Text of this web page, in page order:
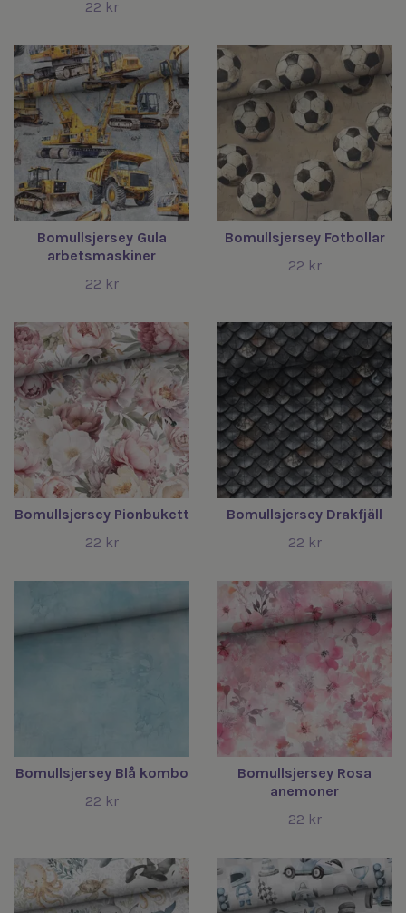
22 kr
Bomullsjersey Gula
arbetsmaskiner
22 kr
Bomullsjersey Fotbollar
22 kr
Bomullsjersey Pionbukett
22 kr
Bomullsjersey Drakfjäll
22 kr
Bomullsjersey Blå kombo
22 kr
Bomullsjersey Rosa
anemoner
22 kr